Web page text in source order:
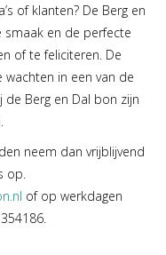
of klanten? De Berg en
smaak en de perfecte
of te feliciteren. De
in een van de
Berg en Dal bon zijn
neem dan vrijblijvend
op.
of op werkdagen